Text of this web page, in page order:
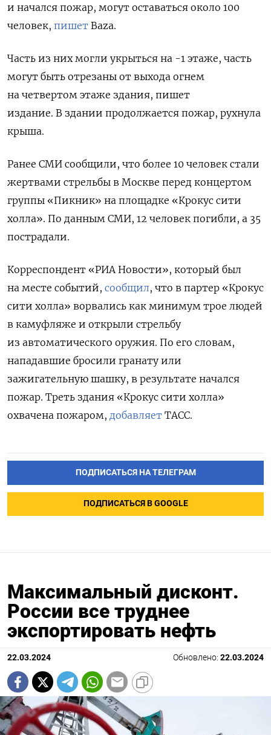
и начался пожар, могут оставаться около 100
человек, пишет Baza.
Часть из них могли укрыться на -1 этаже, часть
могут быть отрезаны от выхода огнем
на четвертом этаже здания, пишет
издание. В здании продолжается пожар, рухнула
крыша.
Ранее СМИ сообщили, что более 10 человек стали
жертвами стрельбы в Москве перед концертом
группы «Пикник» на площадке «Крокус сити
холла». По данным СМИ, 12 человек погибли, а 35
пострадали.
Корреспондент «РИА Новости», который был
на месте событий, сообщил, что в партер «Крокус
сити холла» ворвались как минимум трое людей
в камуфляже и открыли стрельбу
из автоматического оружия. По его словам,
нападавшие бросили гранату или
зажигательную шашку, в результате начался
пожар. Треть здания «Крокус сити холла»
охвачена пожаром, добавляет ТАСС.
ПОДПИСАТЬСЯ НА ТЕЛЕГРАМ
ПОДПИСАТЬСЯ В GOOGLE
Максимальный дисконт.
России все труднее
экспортировать нефть
22.03.2024 Обновлено: 22.03.2024